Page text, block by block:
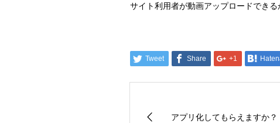
サイト利用者が動画アップロードでき
Tweet Share +1
アプリ化してもらえますか？